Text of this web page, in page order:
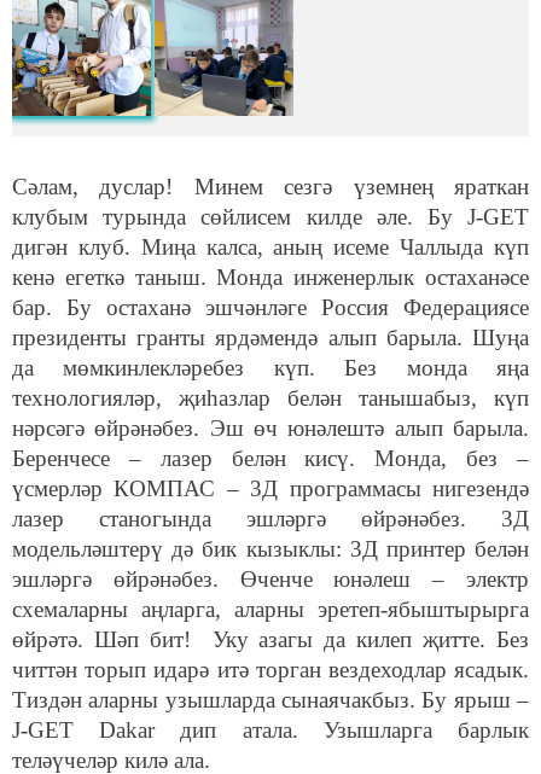
Сәлам, дуслар! Минем сезгә үземнең яраткан
клубым турында сөйлисем килде әле. Бу J-GET
дигән клуб. Миңа калса, аның исеме Чаллыда күп
кенә егеткә таныш.Монда инженерлык остаханәсе
бар. Бу остаханә эшчәнләге Россия Федерациясе
президенты гранты ярдәмендә алып барыла. Шуңа
да мөмкинлекләребез күп. Без монда яңа
технологияләр, җиһазлар белән танышабыз, күп
нәрсәгә өйрәнәбез. Эш өч юнәлештә алып барыла.
Беренчесе – лазер белән кисү. Монда, без –
үсмерләр КОМПАС – 3Д программасы нигезендә
лазер станогында эшләргә өйрәнәбез. 3Д
модельләштерү дә бик кызыклы: 3Д принтер белән
эшләргә өйрәнәбез. Өченче юнәлеш – электр
схемаларны аңларга, аларны эретеп-ябыштырырга
өйрәтә. Шәп бит! Уку азагы да килеп җитте. Без
читтән торып идарә итә торган вездеходлар ясадык.
Тиздән аларны узышларда сынаячакбыз. Бу ярыш –
J-GET Dakar дип атала. Узышларга барлык
теләүчеләр килә ала.